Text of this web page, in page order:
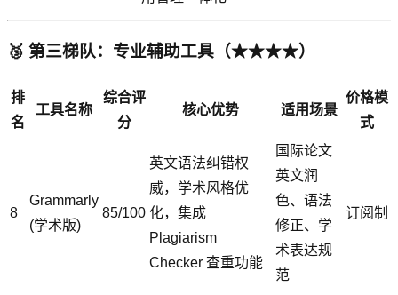
🥉 第三梯队：专业辅助工具（★★★★）
排
名
工具名称
综合评
分
核心优势 适用场景
价格模
式
8
Grammarly
(学术版)
85/100
英文语法纠错权
威，学术风格优
化，集成
Plagiarism
Checker 查重功能
国际论文
英文润
色、语法
修正、学
术表达规
范
订阅制